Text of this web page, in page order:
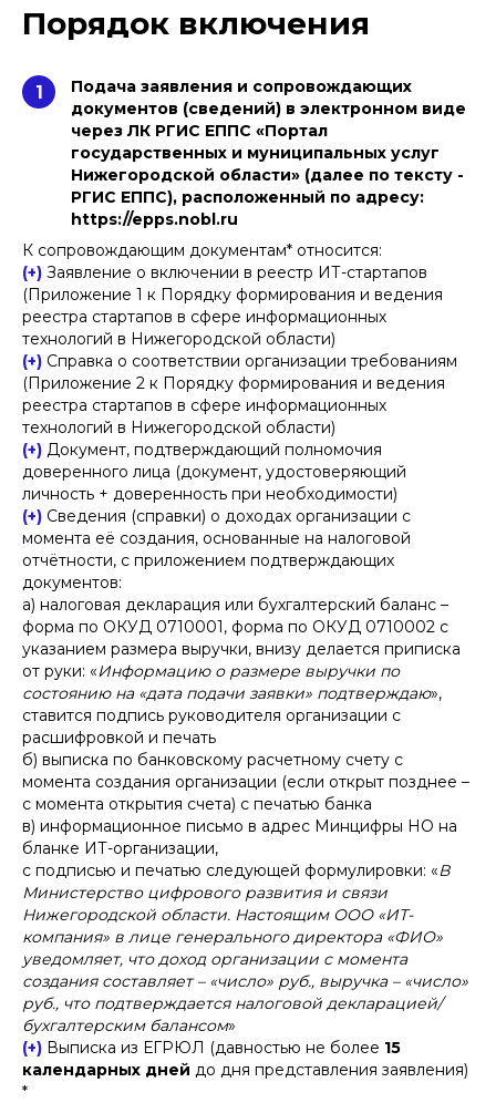
Порядок включения
1
Подача заявления и сопровождающих
документов (сведений) в электронном виде
через ЛК РГИС ЕППС «Портал
государственных и муниципальных услуг
Нижегородской области» (далее по тексту -
РГИС ЕППС), расположенный по адресу:
https://epps.nobl.ru
К сопровождающим документам* относится:
(+) Заявление о включении в реестр ИТ-стартапов
(Приложение 1 к Порядку формирования и ведения
реестра стартапов в сфере информационных
технологий в Нижегородской области)
(+) Справка о соответствии организации требованиям
(Приложение 2 к Порядку формирования и ведения
реестра стартапов в сфере информационных
технологий в Нижегородской области)
(+) Документ, подтверждающий полномочия
доверенного лица (документ, удостоверяющий
личность + доверенность при необходимости)
(+) Сведения (справки) о доходах организации с
момента её создания, основанные на налоговой
отчётности, с приложением подтверждающих
документов:
а) налоговая декларация или бухгалтерский баланс –
форма по ОКУД 0710001, форма по ОКУД 0710002 с
указанием размера выручки, внизу делается приписка
от руки: «Информацию о размере выручки по
состоянию на «дата подачи заявки» подтверждаю»,
ставится подпись руководителя организации с
расшифровкой и печать
б) выписка по банковскому расчетному счету с
момента создания организации (если открыт позднее –
с момента открытия счета) с печатью банка
в) информационное письмо в адрес Минцифры НО на
бланке ИТ-организации,
с подписью и печатью следующей формулировки: «В
Министерство цифрового развития и связи
Нижегородской области. Настоящим ООО «ИТ-
компания» в лице генерального директора «ФИО»
уведомляет, что доход организации с момента
создания составляет – «число» руб., выручка – «число»
руб., что подтверждается налоговой декларацией/
бухгалтерским балансом»
(+) Выписка из ЕГРЮЛ (давностью не более 15
календарных дней до дня представления заявления)
*
МОРИНА ВИКТОРИЯ СЕРГЕЕВНА
Отправить
юрист практики цифрового права
на
обработку персональных данных в соответствии с
политикойобработки персональных данных